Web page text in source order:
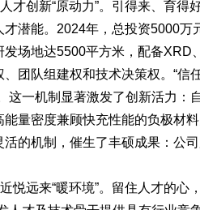
创新“原动力”。引得来、育得
潜能。2024年，总投资5000
场地达5500平方米，配备XRD
团队组建权和技术决策权。“
这一机制显著激发了创新活力：
能量密度兼顾快充性能的负极材
活的机制，催生了丰硕成果：公
远来“暖环境”。留住人才的心